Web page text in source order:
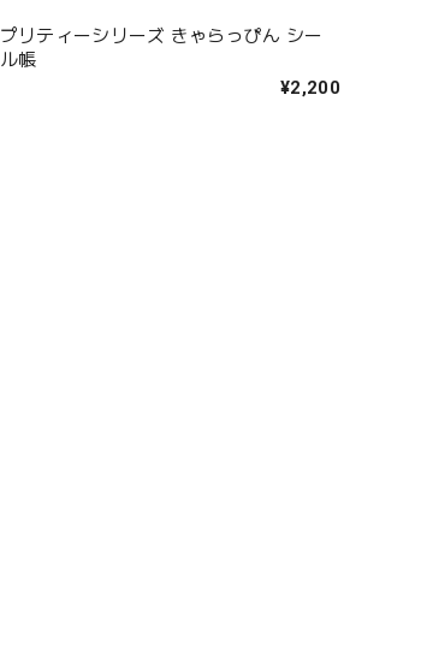
プリティーシリーズ きゃらっぴん シー
ル帳
¥2,200